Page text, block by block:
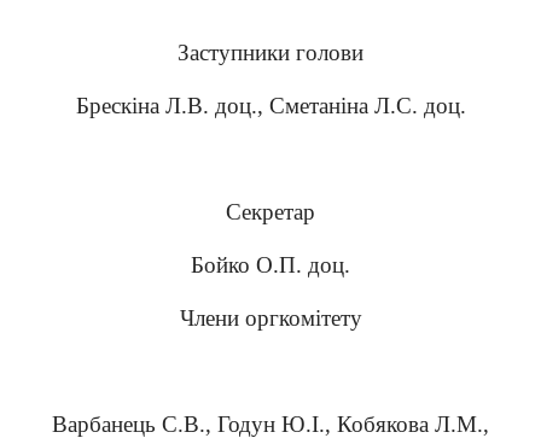
Заступники голови
Брескіна Л.В. доц., Сметаніна Л.С. доц.
Секретар
Бойко О.П. доц.
Члени оргкомітету
Варбанець С.В., Годун Ю.І., Кобякова Л.М.,